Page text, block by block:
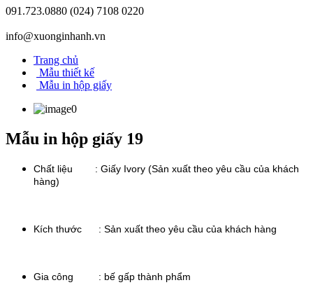
091.723.0880 (024) 7108 0220
info@xuonginhanh.vn
Trang chủ
Mẫu thiết kế
Mẫu in hộp giấy
Mẫu in hộp giấy 19
Chất liệu : Giấy Ivory (Sản xuất theo yêu cầu của khách
hàng)
Kích thước : Sản xuất theo yêu cầu của khách hàng
Gia công : bế gấp thành phẩm